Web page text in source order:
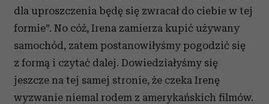
dla uproszczenia będę się zwracał do ciebie w tej
formie”. No cóż, Irena zamierza kupić używany
samochód, zatem postanowiłyśmy pogodzić się
z formą i czytać dalej. Dowiedziałyśmy się
jeszcze na tej samej stronie, że czeka Irenę
wyzwanie niemal rodem z amerykańskich filmów.